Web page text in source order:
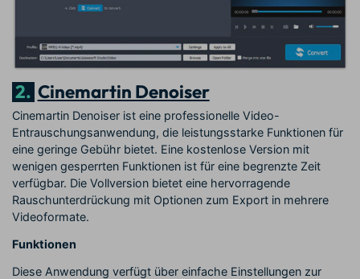
2. Cinemartin Denoiser
Cinemartin Denoiser ist eine professionelle Video-
Entrauschungsanwendung, die leistungsstarke Funktionen für
eine geringe Gebühr bietet. Eine kostenlose Version mit
wenigen gesperrten Funktionen ist für eine begrenzte Zeit
verfügbar. Die Vollversion bietet eine hervorragende
Rauschunterdrückung mit Optionen zum Export in mehrere
Videoformate.
Funktionen
Diese Anwendung verfügt über einfache Einstellungen zur